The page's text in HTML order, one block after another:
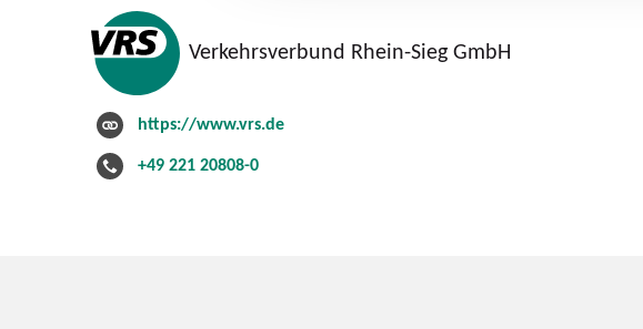
Verkehrsverbund Rhein-Sieg GmbH
https://www.vrs.de
+49 221 20808-0